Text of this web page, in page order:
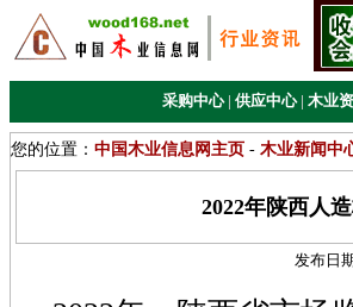
采购中心 | 供应中心 | 木业
您的位置： 中国木业信息网主页 - 木业新闻中
2022年陕西人
发布日